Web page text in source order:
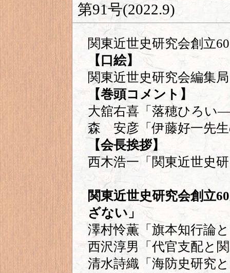
第91号(2022.9)
関東近世史研究会創立
【口絵】
関東近世史研究会編集
【巻頭コメント】
大舘右喜「落穂ひろい
森 安彦「伊藤好一先生
【会長挨拶】
西木浩一「関東近世史
関東近世史研究会創立
ざない」
澤村怜薫「旗本知行論
西沢淳男「代官支配と
清水詩織「海防史研究